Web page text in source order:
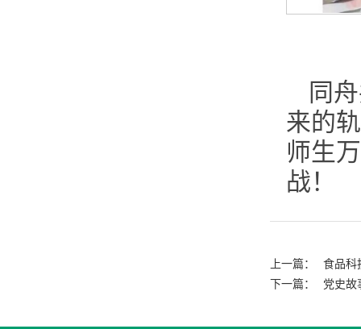
同
来的
师生
战！
上一篇：
食品科
下一篇：
党史故